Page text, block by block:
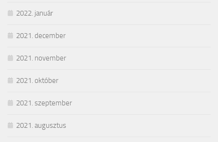
2022. január
2021. december
2021. november
2021. október
2021. szeptember
2021. augusztus